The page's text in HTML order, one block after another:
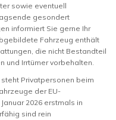
sowie eventuell
gesondert
informiert Sie gerne Ihr
Fahrzeug enthält
die nicht Bestandteil
und Irrtümer vorbehalten.
Privatpersonen beim
der EU-
2026 erstmals in
sind rein